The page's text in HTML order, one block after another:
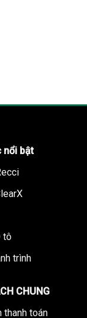
nổi bật
tô
trình
CHUNG
thanh toán